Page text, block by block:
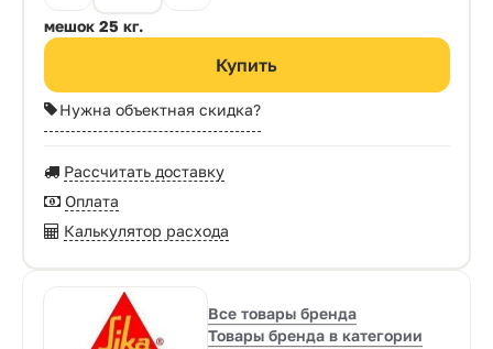
мешок 25 кг.
Нужна объектная скидка?
Рассчитать доставку
Оплата
Калькулятор расхода
Все товары бренда
Товары бренда в категории